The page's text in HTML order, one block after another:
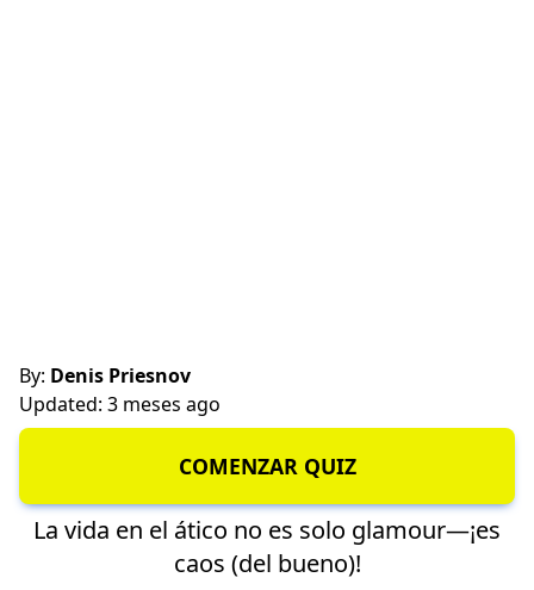
By: Denis Priesnov
Updated: 3 meses ago
COMENZAR QUIZ
La vida en el ático no es solo glamour—¡es
caos (del bueno)!